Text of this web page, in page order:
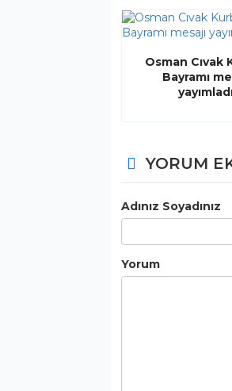
Osman Cıvak
Bayramı
YORUM
Adınız Soyadınız
Yorum